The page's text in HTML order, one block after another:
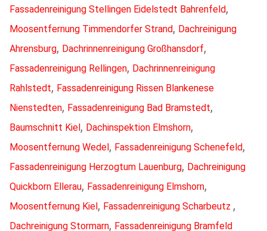
Fassadenreinigung Stellingen Eidelstedt Bahrenfeld,
Moosentfernung Timmendorfer Strand, Dachreinigung
Ahrensburg, Dachrinnenreinigung Großhansdorf,
Fassadenreinigung Rellingen, Dachrinnenreinigung
Rahlstedt, Fassadenreinigung Rissen Blankenese
Nienstedten, Fassadenreinigung Bad Bramstedt,
Baumschnitt Kiel, Dachinspektion Elmshorn,
Moosentfernung Wedel, Fassadenreinigung Schenefeld,
Fassadenreinigung Herzogtum Lauenburg, Dachreinigung
Quickborn Ellerau, Fassadenreinigung Elmshorn,
Moosentfernung Kiel, Fassadenreinigung Scharbeutz ,
Dachreinigung Stormarn, Fassadenreinigung Bramfeld